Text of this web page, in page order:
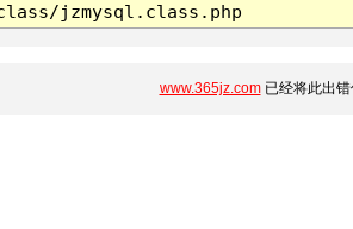
jzmysql.class.php
www.365jz.com已经将此出错